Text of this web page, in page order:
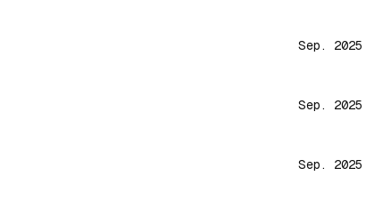
Sep. 2025
Sep. 2025
Sep. 2025